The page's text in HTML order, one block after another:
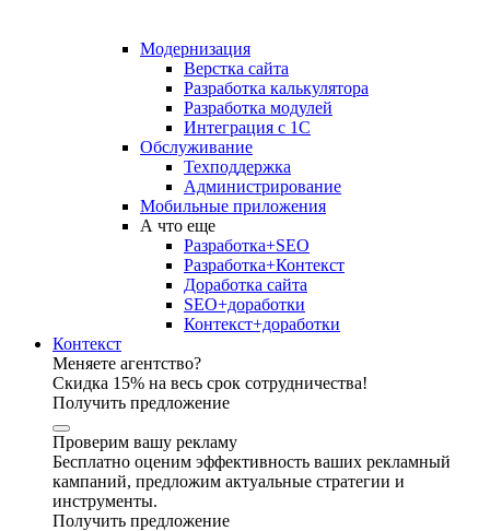
Модернизация
Верстка сайта
Разработка калькулятора
Разработка модулей
Интеграция с 1С
Обслуживание
Техподдержка
Администрирование
Мобильные приложения
А что еще
Разработка+SEO
Разработка+Контекст
Доработка сайта
SEO+доработки
Контекст+доработки
Контекст
Меняете агентство?
Скидка 15% на весь срок сотрудничества!
Получить предложение
Проверим вашу рекламу
Бесплатно оценим эффективность ваших рекламный
кампаний, предложим актуальные стратегии и
инструменты.
Получить предложение